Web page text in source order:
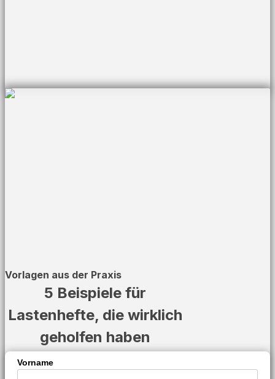
Vorlagen aus der Praxis
5 Beispiele für
Lastenhefte, die wirklich
geholfen haben
Vorname